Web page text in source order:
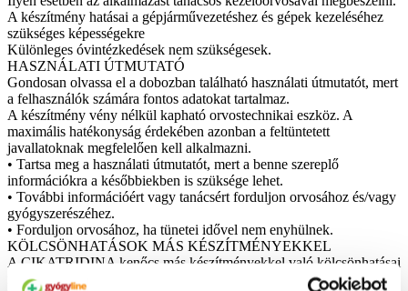
A készítmény hatásai a gépjárművezetéshez és gépek kezeléséhez
szükséges képességekre
Különleges óvintézkedések nem szükségesek.
HASZNÁLATI ÚTMUTATÓ
Gondosan olvassa el a dobozban található használati útmutatót, mert
a felhasználók számára fontos adatokat tartalmaz.
A készítmény vény nélkül kapható orvostechnikai eszköz. A
maximális hatékonyság érdekében azonban a feltüntetett
javallatoknak megfelelően kell alkalmazni.
• Tartsa meg a használati útmutatót, mert a benne szereplő
információkra a későbbiekben is szüksége lehet.
• További információért vagy tanácsért forduljon orvosához és/vagy
gyógyszerészéhez.
• Forduljon orvosához, ha tünetei idővel nem enyhülnek.
KÖLCSÖNHATÁSOK MÁS KÉSZÍTMÉNYEKKEL
A CIKATRIDINA kenőcs más készítményekkel való kölcsönhatásai
nem ismertek, ezért javasoljuk, hogy beszéljen orvosával, mielőtt a